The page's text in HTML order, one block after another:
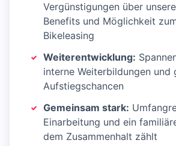
Vergünstigungen über
Benefits und Möglichkeit
Bikeleasing
Weiterentwicklung:
interne Weiterbildungen und
Aufstiegschancen
Gemeinsam stark:
Einarbeitung und ein
dem Zusammenhalt zählt